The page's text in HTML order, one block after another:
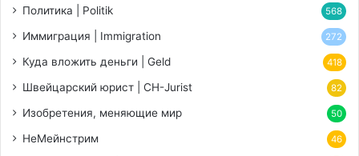
Политика | Politik 568
Иммиграция | Immigration 272
Куда вложить деньги | Geld 418
Швейцарский юрист | CH-Jurist 82
Изобретения, меняющие мир 50
НеМейнстрим 46